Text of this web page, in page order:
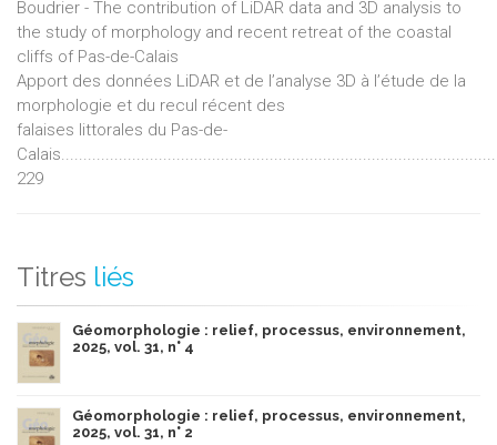
Boudrier - The contribution of LiDAR data and 3D analysis to
the study of morphology and recent retreat of the coastal
cliffs of Pas-de-Calais
Apport des données LiDAR et de l’analyse 3D à l’étude de la
morphologie et du recul récent des
falaises littorales du Pas-de-
229
Titres liés
Géomorphologie : relief, processus, environnement,
2025, vol. 31, n° 4
Géomorphologie : relief, processus, environnement,
2025, vol. 31, n° 2